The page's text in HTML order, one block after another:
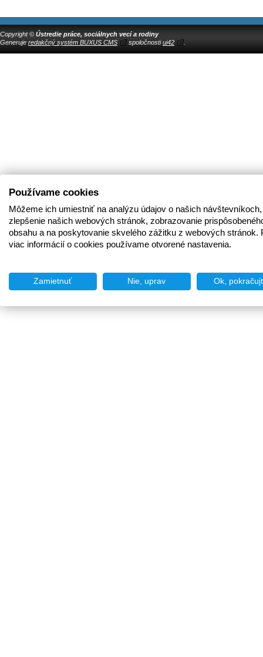
Copyright © Ústredie práce, sociálnych vecí a rodiny
Generuje redakčný systém BUXUS CMS spoločnostiui42
Používame cookies
Môžeme ich umiestniť na analýzu údajov o našich
zlepšenie našich webových stránok, zobrazovanie
obsahu a na poskytovanie skvelého zážitku z webových stránok.
viac informácií o cookies používame otvorené nastavenia.
Zamietnuť Nie, uprav Ok,